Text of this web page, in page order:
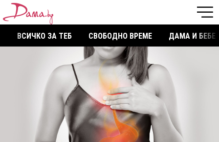
ВСИЧКО ЗА ТЕБ СВОБОДНО ВРЕМЕ ДАМА И БЕБЕ